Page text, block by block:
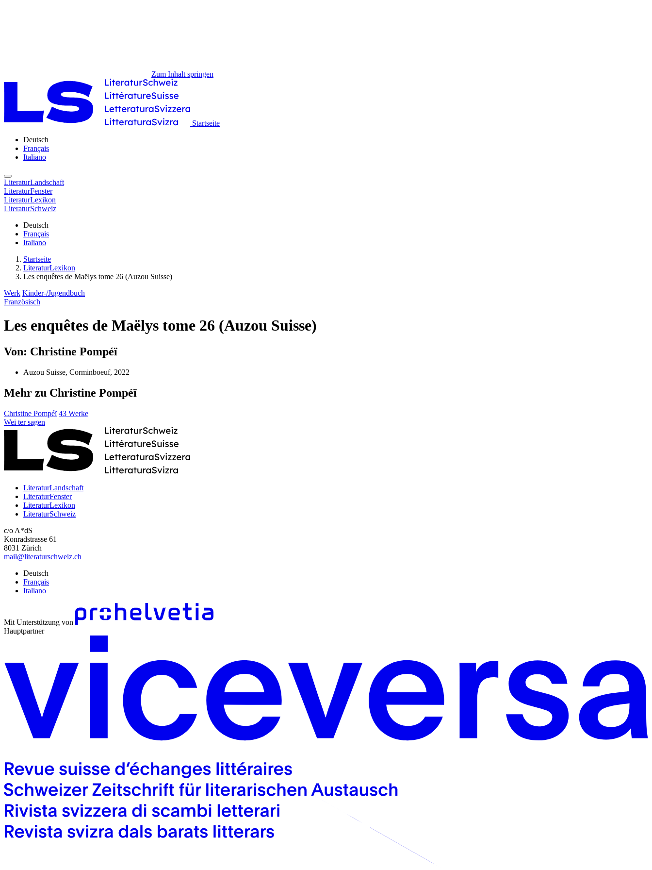
Zum Inhalt springen
Startseite
Deutsch
Français
Italiano
LiteraturLandschaft
LiteraturFenster
LiteraturLexikon
LiteraturSchweiz
Deutsch
Français
Italiano
Startseite
LiteraturLexikon
Les enquêtes de Maëlys tome 26 (Auzou Suisse)
Werk Kinder-/Jugendbuch
Französisch
Les enquêtes de Maëlys tome 26 (Auzou Suisse)
Von: Christine Pompéï
Auzou Suisse, Corminboeuf, 2022
Mehr zu Christine Pompéï
Christine Pompéï 43 Werke
Wei ter sagen
LiteraturLandschaft
LiteraturFenster
LiteraturLexikon
LiteraturSchweiz
c/o A*dS
Konradstrasse 61
8031 Zürich
mail@literaturschweiz.ch
Deutsch
Français
Italiano
Mit Unterstützung von
Hauptpartner